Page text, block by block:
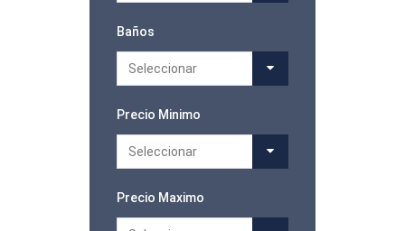
Baños
Seleccionar
Precio Minimo
Seleccionar
Precio Maximo